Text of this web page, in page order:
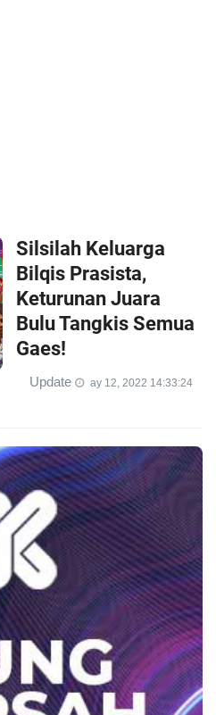
Silsilah Keluarga
Bilqis Prasista,
Keturunan Juara
Bulu Tangkis Semua
Gaes!
Update ay 12, 2022 14:33:24